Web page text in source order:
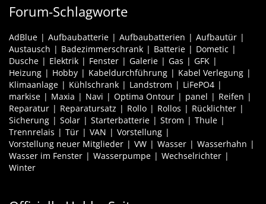
Forum-Schlagworte
AdBlue Aufbaubatterie Aufbaubatterien
Aufbautür
Austausch
Badezimmerschrank Batterie
Dometic
Dusche
Elektrik Fenster Galerie Gas
GFK
Heizung
Hobby Kabeldurchführung
Kabel Verlegung
Klimaanlage
Kühlschrank Landstrom
LiFePO4
markise
Maxia Navi Optima Ontour panel
Reifen
Reparatur
Reparatursatz Rollo Rollos
Rücklichter
Sicherung
Solar Starterbatterie Strom
Thule
Trennrelais
Tür VAN
Vorstellung
Vorstellung neuer Mitglieder
VW Wasser
Wasserhahn
Wasser im Fenster
Wasserpumpe
Wechselrichter
Winter